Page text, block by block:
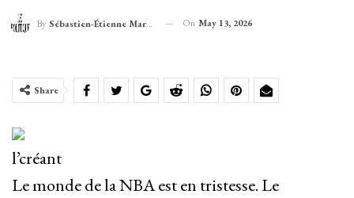
By Sébastien-Étienne Marechal On May 13, 2026
Share
l’créant
Le monde de la NBA est en tristesse. Le